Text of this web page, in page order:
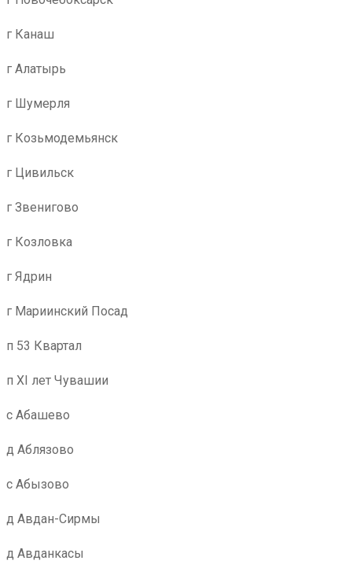
г Канаш
г Алатырь
г Шумерля
г Козьмодемьянск
г Цивильск
г Звенигово
г Козловка
г Ядрин
г Мариинский Посад
п 53 Квартал
п XI лет Чувашии
с Абашево
д Аблязово
с Абызово
д Авдан-Сирмы
д Авданкасы